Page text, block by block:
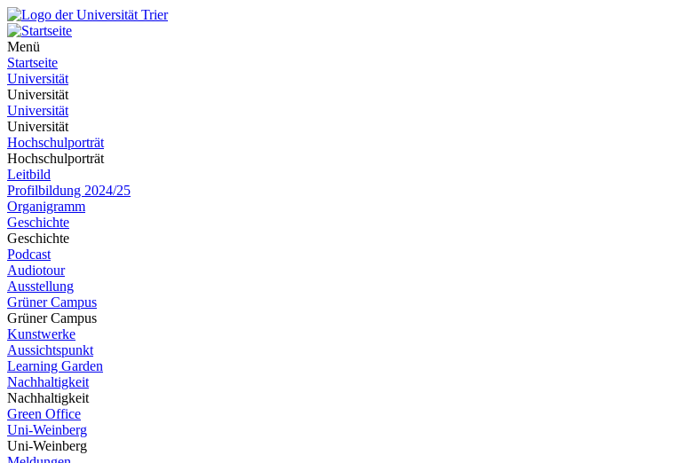
Menü
Startseite
Universität
Universität
Universität
Universität
Hochschulporträt
Hochschulporträt
Leitbild
Profilbildung 2024/25
Organigramm
Geschichte
Geschichte
Podcast
Audiotour
Ausstellung
Grüner Campus
Grüner Campus
Kunstwerke
Aussichtspunkt
Learning Garden
Nachhaltigkeit
Nachhaltigkeit
Green Office
Uni-Weinberg
Uni-Weinberg